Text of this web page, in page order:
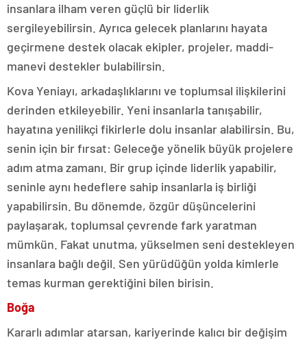
insanlara ilham veren güçlü bir liderlik
sergileyebilirsin. Ayrıca gelecek planlarını hayata
geçirmene destek olacak ekipler, projeler, maddi-
manevi destekler bulabilirsin.
Kova Yeniayı, arkadaşlıklarını ve toplumsal ilişkilerini
derinden etkileyebilir. Yeni insanlarla tanışabilir,
hayatına yenilikçi fikirlerle dolu insanlar alabilirsin. Bu,
senin için bir fırsat: Geleceğe yönelik büyük projelere
adım atma zamanı. Bir grup içinde liderlik yapabilir,
seninle aynı hedeflere sahip insanlarla iş birliği
yapabilirsin. Bu dönemde, özgür düşüncelerini
paylaşarak, toplumsal çevrende fark yaratman
mümkün. Fakat unutma, yükselmen seni destekleyen
insanlara bağlı değil. Sen yürüdüğün yolda kimlerle
temas kurman gerektiğini bilen birisin.
Boğa
Kararlı adımlar atarsan, kariyerinde kalıcı bir değişim